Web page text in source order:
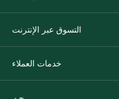
التسوق عبر الإنترنت
خدمات العملاء